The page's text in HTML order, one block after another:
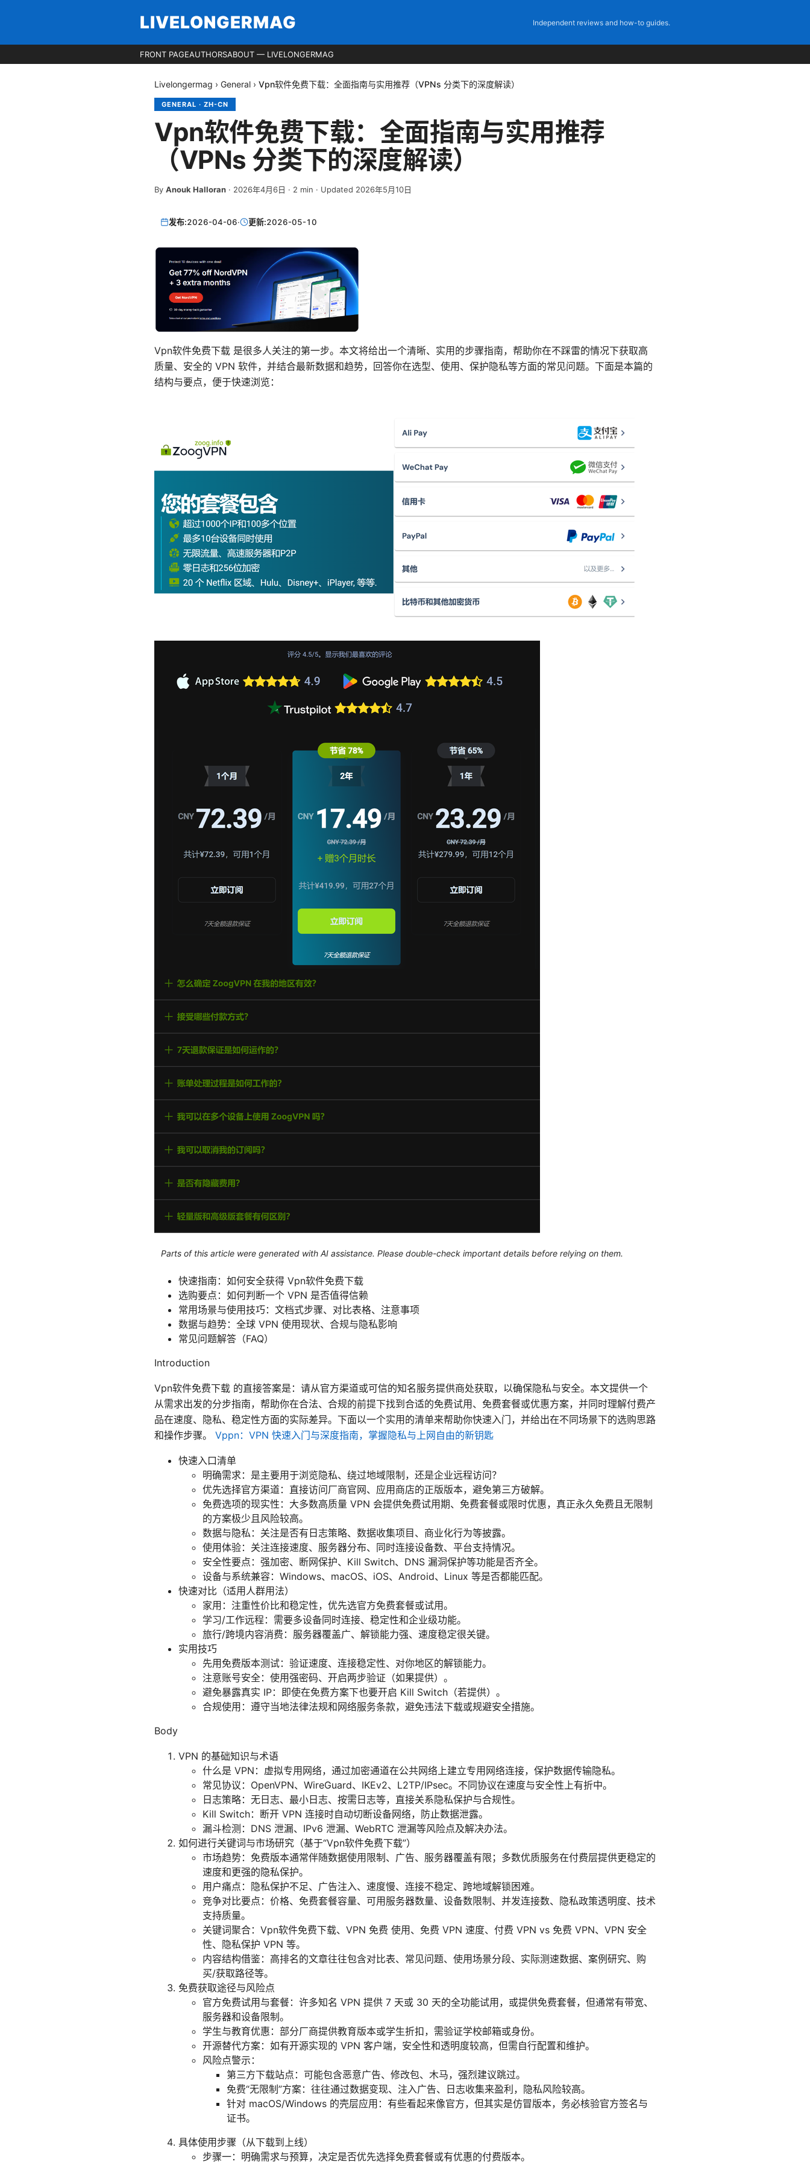
LIVELONGERMAG Independent reviews and how-to guides.
FRONT PAGEAUTHORSABOUT — LIVELONGERMAG
Livelongermag › General › Vpn软件免费下载：全面指南与实用推荐（VPNs 分类下的深度解读）
GENERAL · ZH-CN
Vpn软件免费下载：全面指南与实用推荐
（VPNs 分类下的深度解读）
By Anouk Halloran · 2026年4月6日 · 2 min · Updated 2026年5月10日
发布:2026-04-06· 更新:2026-05-10
Vpn软件免费下载 是很多人关注的第一步。本文将给出一个清晰、实用的步骤指南，帮助你在不踩雷的情况下获取高
质量、安全的 VPN 软件，并结合最新数据和趋势，回答你在选型、使用、保护隐私等方面的常见问题。下面是本篇的
结构与要点，便于快速浏览：
Parts of this article were generated with AI assistance. Please double-check important details before relying on them.
快速指南：如何安全获得 Vpn软件免费下载
选购要点：如何判断一个 VPN 是否值得信赖
常用场景与使用技巧：文档式步骤、对比表格、注意事项
数据与趋势：全球 VPN 使用现状、合规与隐私影响
常见问题解答（FAQ）
Introduction
Vpn软件免费下载 的直接答案是：请从官方渠道或可信的知名服务提供商处获取，以确保隐私与安全。本文提供一个
从需求出发的分步指南，帮助你在合法、合规的前提下找到合适的免费试用、免费套餐或优惠方案，并同时理解付费产
品在速度、隐私、稳定性方面的实际差异。下面以一个实用的清单来帮助你快速入门，并给出在不同场景下的选购思路
和操作步骤。 Vppn：VPN 快速入门与深度指南，掌握隐私与上网自由的新钥匙
快速入口清单
明确需求：是主要用于浏览隐私、绕过地域限制，还是企业远程访问？
优先选择官方渠道：直接访问厂商官网、应用商店的正版版本，避免第三方破解。
免费选项的现实性：大多数高质量 VPN 会提供免费试用期、免费套餐或限时优惠，真正永久免费且无限制
的方案极少且风险较高。
数据与隐私：关注是否有日志策略、数据收集项目、商业化行为等披露。
使用体验：关注连接速度、服务器分布、同时连接设备数、平台支持情况。
安全性要点：强加密、断网保护、Kill Switch、DNS 漏洞保护等功能是否齐全。
设备与系统兼容：Windows、macOS、iOS、Android、Linux 等是否都能匹配。
快速对比（适用人群用法）
家用：注重性价比和稳定性，优先选官方免费套餐或试用。
学习/工作远程：需要多设备同时连接、稳定性和企业级功能。
旅行/跨境内容消费：服务器覆盖广、解锁能力强、速度稳定很关键。
实用技巧
先用免费版本测试：验证速度、连接稳定性、对你地区的解锁能力。
注意账号安全：使用强密码、开启两步验证（如果提供）。
避免暴露真实 IP：即使在免费方案下也要开启 Kill Switch（若提供）。
合规使用：遵守当地法律法规和网络服务条款，避免违法下载或规避安全措施。
Body
VPN 的基础知识与术语
什么是 VPN：虚拟专用网络，通过加密通道在公共网络上建立专用网络连接，保护数据传输隐私。
常见协议：OpenVPN、WireGuard、IKEv2、L2TP/IPsec。不同协议在速度与安全性上有折中。
日志策略：无日志、最小日志、按需日志等，直接关系隐私保护与合规性。
Kill Switch：断开 VPN 连接时自动切断设备网络，防止数据泄露。
漏斗检测：DNS 泄漏、IPv6 泄漏、WebRTC 泄漏等风险点及解决办法。
如何进行关键词与市场研究（基于“Vpn软件免费下载”）
市场趋势：免费版本通常伴随数据使用限制、广告、服务器覆盖有限；多数优质服务在付费层提供更稳定的
速度和更强的隐私保护。
用户痛点：隐私保护不足、广告注入、速度慢、连接不稳定、跨地域解锁困难。
竞争对比要点：价格、免费套餐容量、可用服务器数量、设备数限制、并发连接数、隐私政策透明度、技术
支持质量。
关键词聚合：Vpn软件免费下载、VPN 免费 使用、免费 VPN 速度、付费 VPN vs 免费 VPN、VPN 安全
性、隐私保护 VPN 等。
内容结构借鉴：高排名的文章往往包含对比表、常见问题、使用场景分段、实际测速数据、案例研究、购
买/获取路径等。
免费获取途径与风险点
官方免费试用与套餐：许多知名 VPN 提供 7 天或 30 天的全功能试用，或提供免费套餐，但通常有带宽、
服务器和设备限制。
学生与教育优惠：部分厂商提供教育版本或学生折扣，需验证学校邮箱或身份。
开源替代方案：如有开源实现的 VPN 客户端，安全性和透明度较高，但需自行配置和维护。
风险点警示：
第三方下载站点：可能包含恶意广告、修改包、木马，强烈建议跳过。
免费“无限制”方案：往往通过数据变现、注入广告、日志收集来盈利，隐私风险较高。
针对 macOS/Windows 的壳层应用：有些看起来像官方，但其实是仿冒版本，务必核验官方签名与
证书。
具体使用步骤（从下载到上线）
步骤一：明确需求与预算，决定是否优先选择免费套餐或有优惠的付费版本。